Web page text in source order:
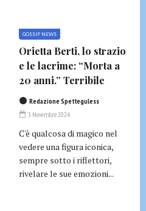
GOSSIP NEWS
Orietta Berti, lo strazio
e le lacrime: “Morta a
20 anni.” Terribile
Redazione Spetteguless
3 Novembre 2024
C'è qualcosa di magico nel
vedere una figura iconica,
sempre sotto i riflettori,
rivelare le sue emozioni...